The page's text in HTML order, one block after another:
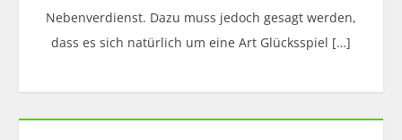
Nebenverdienst. Dazu muss jedoch gesagt werden,
dass es sich natürlich um eine Art Glücksspiel […]